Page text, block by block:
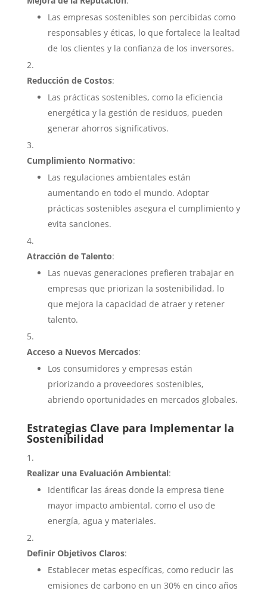
Las empresas sostenibles son percibidas como
responsables y éticas, lo que fortalece la lealtad
de los clientes y la confianza de los inversores.
Reducción de Costos:
Las prácticas sostenibles, como la eficiencia
energética y la gestión de residuos, pueden
generar ahorros significativos.
Cumplimiento Normativo:
Las regulaciones ambientales están
aumentando en todo el mundo. Adoptar
prácticas sostenibles asegura el cumplimiento y
evita sanciones.
Atracción de Talento:
Las nuevas generaciones prefieren trabajar en
empresas que priorizan la sostenibilidad, lo
que mejora la capacidad de atraer y retener
talento.
Acceso a Nuevos Mercados:
Los consumidores y empresas están
priorizando a proveedores sostenibles,
abriendo oportunidades en mercados globales.
Estrategias Clave para Implementar la
Sostenibilidad
Realizar una Evaluación Ambiental:
Identificar las áreas donde la empresa tiene
mayor impacto ambiental, como el uso de
energía, agua y materiales.
Definir Objetivos Claros:
Establecer metas específicas, como reducir las
emisiones de carbono en un 30% en cinco años